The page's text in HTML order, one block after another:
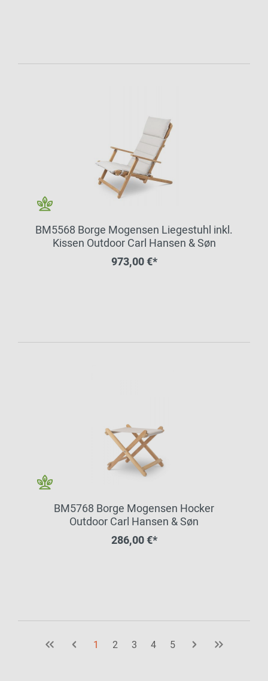
BM5568 Borge Mogensen Liegestuhl inkl.
Kissen Outdoor Carl Hansen & Søn
973,00 €*
BM5768 Borge Mogensen Hocker
Outdoor Carl Hansen & Søn
286,00 €*
1 2 3 4 5